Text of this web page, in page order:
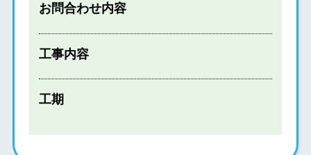
お問合わせ内容
工事内容
工期